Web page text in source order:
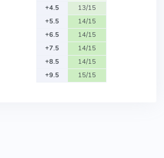
+4.5
13/15
+5.5
14/15
+6.5
14/15
+7.5
14/15
+8.5
14/15
+9.5
15/15